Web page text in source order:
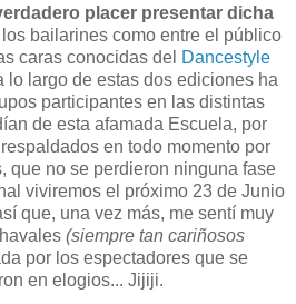
placer presentar dicha
bailarines como entre el público
caras conocidas del Dancestyle
lo largo de estas dos ediciones ha
participantes en las distintas
de esta afamada Escuela, por
en todo momento por
que no se perdieron ninguna fase
viviremos el próximo 23 de Junio
que, una vez más, me sentí muy
(siempre tan cariñosos
por los espectadores que se
en elogios... Jijiji.